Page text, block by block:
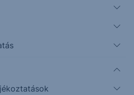
már ki a
tovább szeretne
hogy ezáltal a profit kevésbé
részt az Apple egyéb
teszik ki, mint például